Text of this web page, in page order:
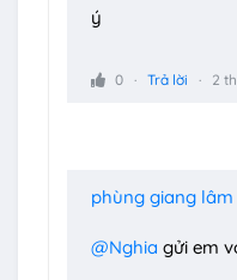
ý
0 Trả lời 2
phùng giang lâm
@Nghia gửi em